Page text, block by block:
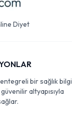
Diyet
bir sağlık bilgi
altyapısıyla